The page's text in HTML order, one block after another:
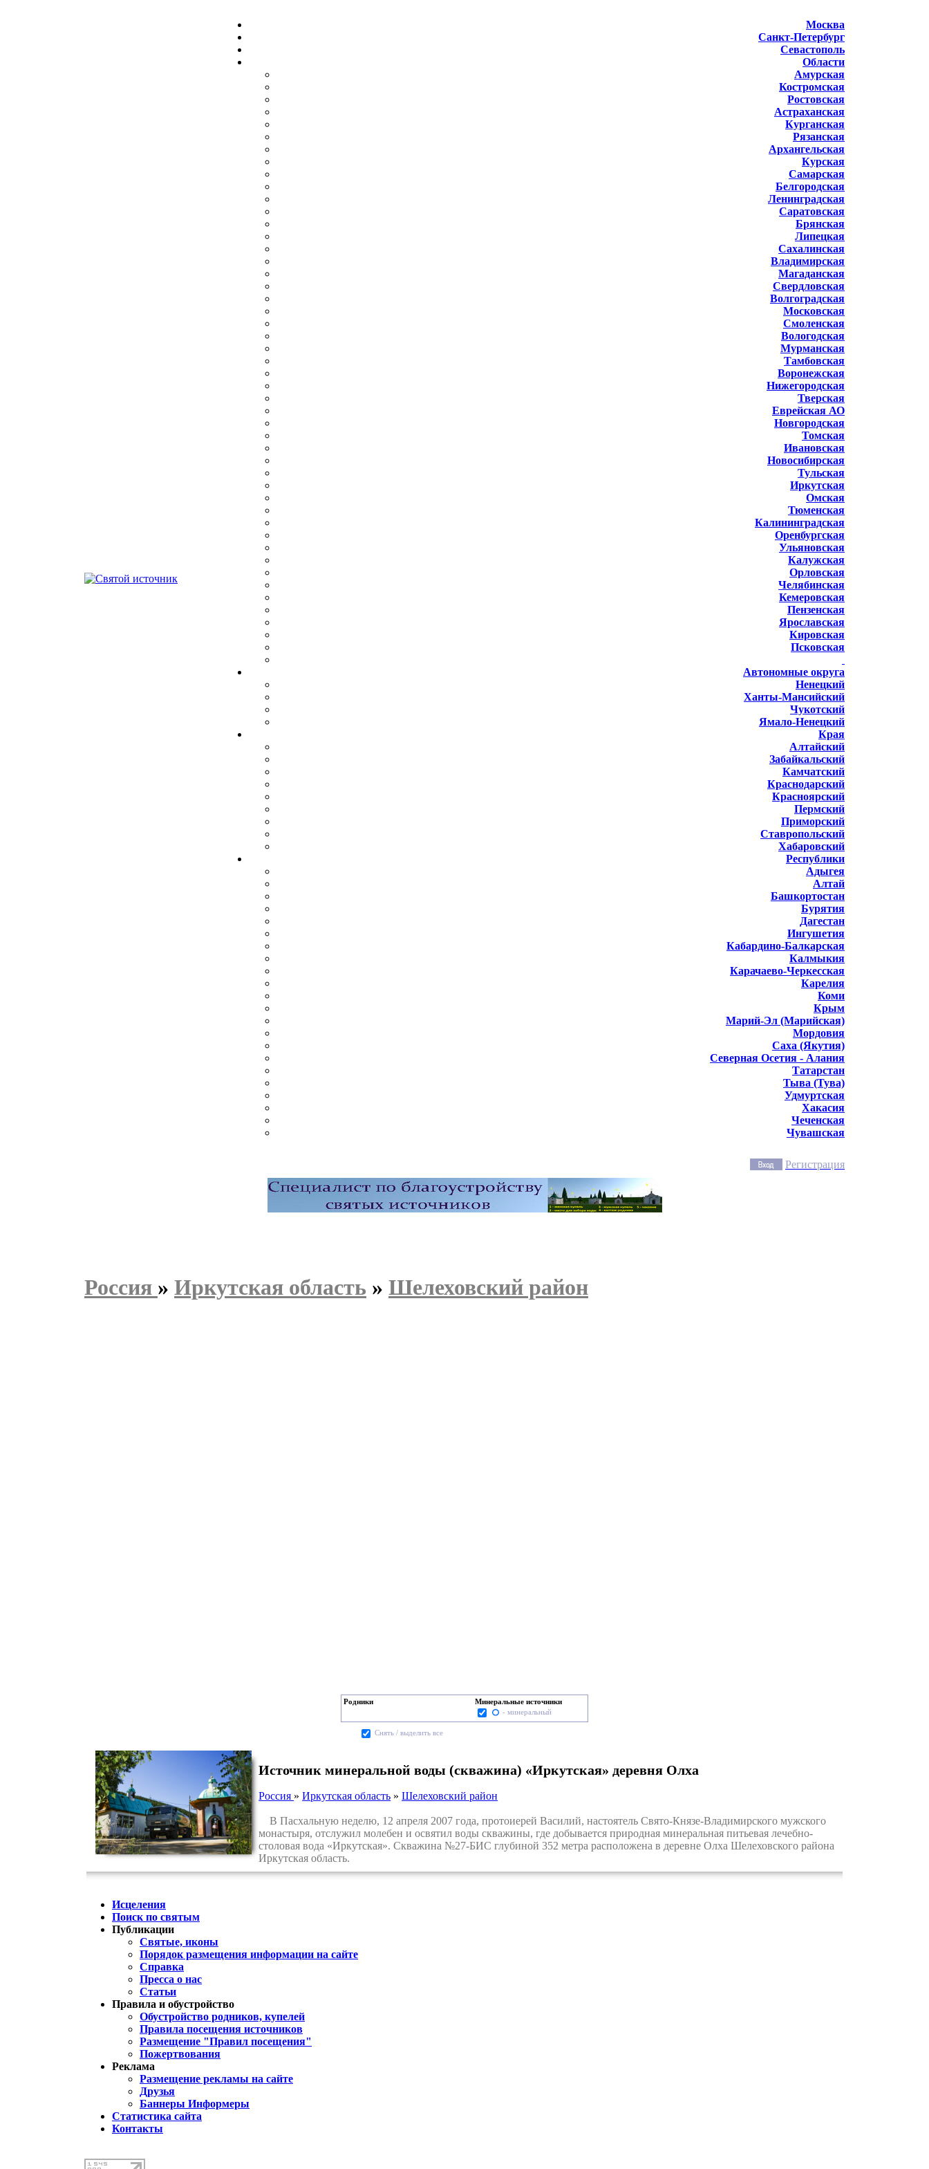
Москва
Санкт-Петербург
Севастополь
Области
Амурская
Костромская
Ростовская
Астраханская
Курганская
Рязанская
Архангельская
Курская
Самарская
Белгородская
Ленинградская
Саратовская
Брянская
Липецкая
Сахалинская
Владимирская
Магаданская
Свердловская
Волгоградская
Московская
Смоленская
Вологодская
Мурманская
Тамбовская
Воронежская
Нижегородская
Тверская
Еврейская АО
Новгородская
Томская
Ивановская
Новосибирская
Тульская
Иркутская
Омская
Тюменская
Калининградская
Оренбургская
Ульяновская
Калужская
Орловская
Челябинская
Кемеровская
Пензенская
Ярославская
Кировская
Псковская
Автономные округа
Ненецкий
Ханты-Мансийский
Чукотский
Ямало-Ненецкий
Края
Алтайский
Забайкальский
Камчатский
Краснодарский
Красноярский
Пермский
Приморский
Ставропольский
Хабаровский
Республики
Адыгея
Алтай
Башкортостан
Бурятия
Дагестан
Ингушетия
Кабардино-Балкарская
Калмыкия
Карачаево-Черкесская
Карелия
Коми
Крым
Марий-Эл (Марийская)
Мордовия
Саха (Якутия)
Северная Осетия - Алания
Татарстан
Тыва (Тува)
Удмуртская
Хакасия
Чеченская
Чувашская
Регистрация
Россия » Иркутская область » Шелеховский район
Родники
Минеральные источники
- минеральный
Cнять / выделить все
Источник минеральной воды (скважина) «Иркутская» деревня Олха
Россия »Иркутская область »Шелеховский район
В Пасхальную неделю, 12 апреля 2007 года, протоиерей Василий, настоятель Свято-Князе-Владимирского мужского
монастыря, отслужил молебен и освятил воды скважины, где добывается природная минеральная питьевая лечебно-
столовая вода «Иркутская». Скважина №27-БИС глубиной 352 метра расположена в деревне Олха Шелеховского района
Иркутская область.
Исцеления
Поиск по святым
Публикации
Святые, иконы
Порядок размещения информации на сайте
Справка
Пресса о нас
Статьи
Правила и обустройство
Обустройство родников, купелей
Правила посещения источников
Размещение "Правил посещения"
Пожертвования
Реклама
Размещение рекламы на сайте
Друзья
Баннеры Информеры
Статистика сайта
Контакты